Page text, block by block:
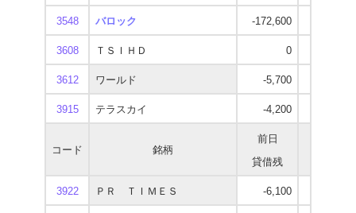
3548 バロック -172,600
3608 ＴＳＩＨＤ 0
3612 ワールド -5,700
3915 テラスカイ -4,200
コード 銘柄
前日
貸借残
3922 ＰＲ ＴＩＭＥＳ -6,100